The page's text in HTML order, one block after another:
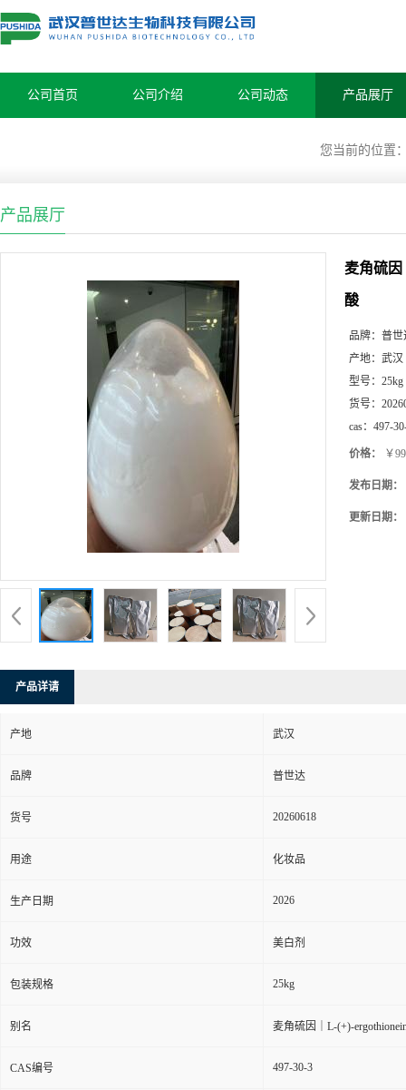
公司首页 公司介绍 公司动态 产品展厅
您当前的位置
产品展厅
麦角硫因
酸
品牌： 普世
产地： 武汉
型号： 25kg
货号：
cas： 497-
价格： ￥
发布日期：
更新日期：
产品详请
产地 武汉
品牌 普世达
货号 20260618
用途 化妆品
生产日期 2026
功效 美白剂
包装规格 25kg
别名 麦角硫因｜L-(+)-
CAS编号 497-30-3